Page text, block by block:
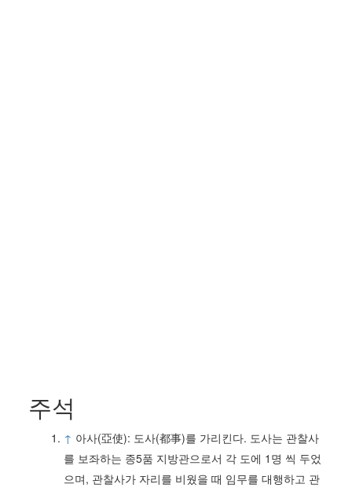
주석
↑ 아사(亞使): 도사(都事)를 가리킨다. 도사는 관찰사
를 보좌하는 종5품 지방관으로서 각 도에 1명 씩 두었
으며, 관찰사가 자리를 비웠을 때 임무를 대행하고 관